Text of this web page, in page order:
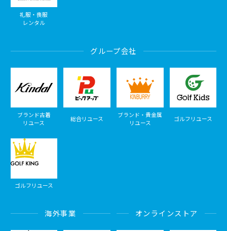
礼服・喪服
レンタル
グループ会社
ブランド古着
リユース
総合リユース
ブランド・貴金属
リユース
ゴルフリユース
ゴルフリユース
海外事業 オンラインストア